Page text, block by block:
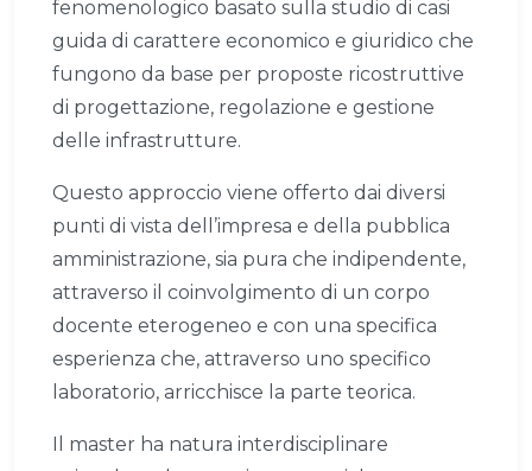
fenomenologico basato sulla studio di casi
guida di carattere economico e giuridico che
fungono da base per proposte ricostruttive
di progettazione, regolazione e gestione
delle infrastrutture.
Questo approccio viene offerto dai diversi
punti di vista dell’impresa e della pubblica
amministrazione, sia pura che indipendente,
attraverso il coinvolgimento di un corpo
docente eterogeneo e con una specifica
esperienza che, attraverso uno specifico
laboratorio, arricchisce la parte teorica.
Il master ha natura interdisciplinare